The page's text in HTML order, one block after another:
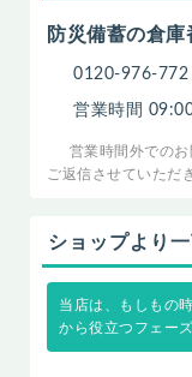
防災備蓄の倉
0120-976-772
営業時間
営業時間外での
ご返信させていただ
ショップより
当店は、もしもの
から役立つフェー